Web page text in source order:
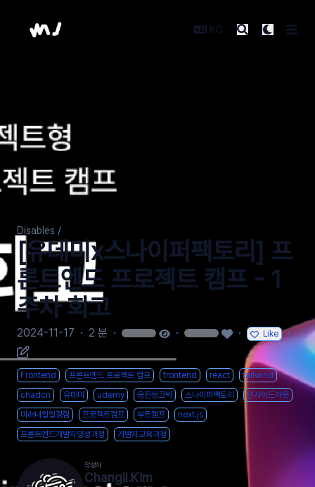
KO
Disables /
[유데미x스나이퍼팩토리] 프
론트엔드 프로젝트 캠프 - 1
주차 회고
2024-11-17 · 2 분 · loading · loading · Like ·
Frontend 프론트엔드 프로젝트 캠프 frontend react
tailwind
chadcn
유데미 udemy 웅진씽크빅 스나이퍼팩토리
인사이드아웃
미래내일일경험
프로젝트캠프 부트캠프
next.js
프론트엔드개발자양성과정
개발자교육과정
작성자
Changil.Kim